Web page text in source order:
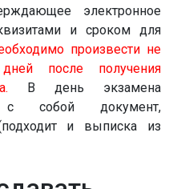
электронное
и сроком для
произвести не
после получения
В день экзамена
с собой документ,
и выписка из